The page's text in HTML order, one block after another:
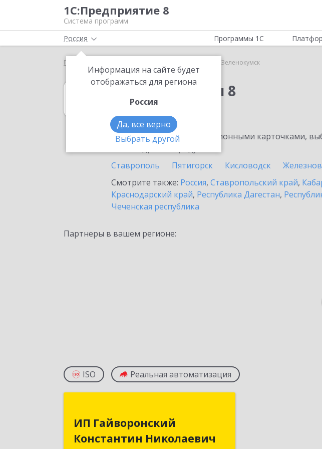
1С:Предприятие 8
Система программ
Россия
Информация на сайте будет
отображаться для региона
Россия
Да, все верно
Выбрать другой
Программы 1С
Главная Зеленокумск
1С:Бухгалтерия 8
в Зеленокумске
Ознакомьтесь с информационными карточками,
Ставрополь
Пятигорск Кисловодск
Смотрите также: Россия, Ставропольский край,
Краснодарский край, Республика Дагестан,
Чеченская республика
Партнеры в вашем регионе:
ISO Реальная автоматизация
ИП Гайворонский
Константин Николаевич
Константин Николаевич